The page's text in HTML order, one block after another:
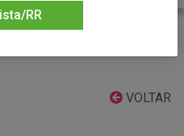
VOLTAR
RR